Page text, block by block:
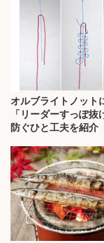
オルブライトノット
「リーダーすっぽ抜
防ぐひと工夫を紹介